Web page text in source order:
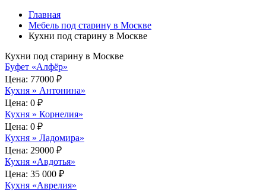
Главная
Мебель под старину в Москве
Кухни под старину в Москве
Кухни под старину в Москве
Буфет «Алфёр»
Цена: 77000 ₽
Кухня » Антонина»
Цена: 0 ₽
Кухня » Корнелия»
Цена: 0 ₽
Кухня » Ладомира»
Цена: 29000 ₽
Кухня «Авдотья»
Цена: 35 000 ₽
Кухня «Аврелия»